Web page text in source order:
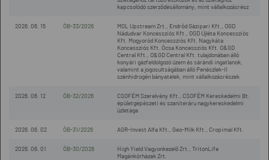
kapcsolódó szerződésállomány, mint vállalkozásrész
2026. 06. 15 ÖB-33/2026
MOL Upstream Zrt., Endrőd Gázipari Kft., OGD
Nádudvar Koncessziós Kft., OGD Újléta Koncessziós
Kft. Mogyoród Koncessziós Kft. Nagykáta
Koncessziós Kft. Ócsa Koncessziós Kft. O&GD
Central Kft., O&GD Central Kft. tulajdonában álló
konyári gázfeldolgozó üzem és sárándi ingatlanok,
valamint a jogosultságában álló Penészlek-II
szénhidrogén bányatelek, mint vállalkozásrészek
2026. 06. 12 ÖB-32/2026
CSOFÉM Szerelvény Kft., CSOFÉM Kereskedelmi Bt.
épületgépészeti és szaniteráru nagykereskedelmi
üzletága
2026. 06. 02 ÖB-31/2026 AGR-Invest Alfa Kft., Geo-Milk Kft., Cropimal Kft.
2026. 06. 01 ÖB-30/2026
High Yield Vagyonkezelő Zrt., TritonLife
Magánkórházak Zrt.